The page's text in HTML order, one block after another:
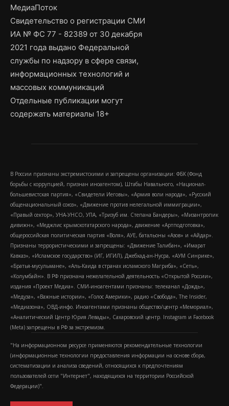
МедиаПоток
Свидетельство о регистрации СМИ
ИА № ФС 77 - 82389 от 30 декабря
2021 года выдано Федеральной
службы по надзору в сфере связи,
информационных технологий и
массовых коммуникаций
Отдельные публикации могут
содержать материалы 18+
В России признаны экстремистскими и запрещены организации: ФБК (Фонд
борьбы с коррупцией, признан иноагентом), Штабы Навального, «Национал-
большевистская партия», «Свидетели Иеговы», «Армия воли народа», «Русский
общенациональный союз», «Движение против нелегальной иммиграции»,
«Правый сектор», УНА-УНСО, УПА, «Тризуб им. Степана Бандеры», «Мизантропик
дивижн», «Меджлис крымскотатарского народа», движение «Артподготовка»,
общероссийская политическая партия «Воля», АУЕ, батальоны «Азов» и «Айдар».
Признаны террористическими и запрещены: «Движение Талибан», «Имарат
Кавказ», «Исламское государство» (ИГ, ИГИЛ), Джебхад-ан-Нусра, «АУМ Синрике»,
«Братья-мусульмане», «Аль-Каида в странах исламского Магриба», «Сеть»,
«Колумбайн». В РФ признана нежелательной деятельность «Открытой России»,
издания «Проект Медиа». СМИ-иноагентами признаны: телеканал «Дождь»,
«Медуза», «Важные истории», «Голос Америки», радио «Свобода», The Insider,
«Медиазона», ОВД-инфо. Иноагентами признаны общество/центр «Мемориал»,
«Аналитический Центр Юрия Левады», Сахаровский центр. Instagram и Facebook
(Metа) запрещены в РФ за экстремизм.
"На информационном ресурсе применяются рекомендательные технологии
(информационные технологии предоставления информации на основе сбора,
систематизации и анализа сведений, относящихся к предпочтениям
пользователей сети "Интернет", находящихся на территории Российской
Федерации)".